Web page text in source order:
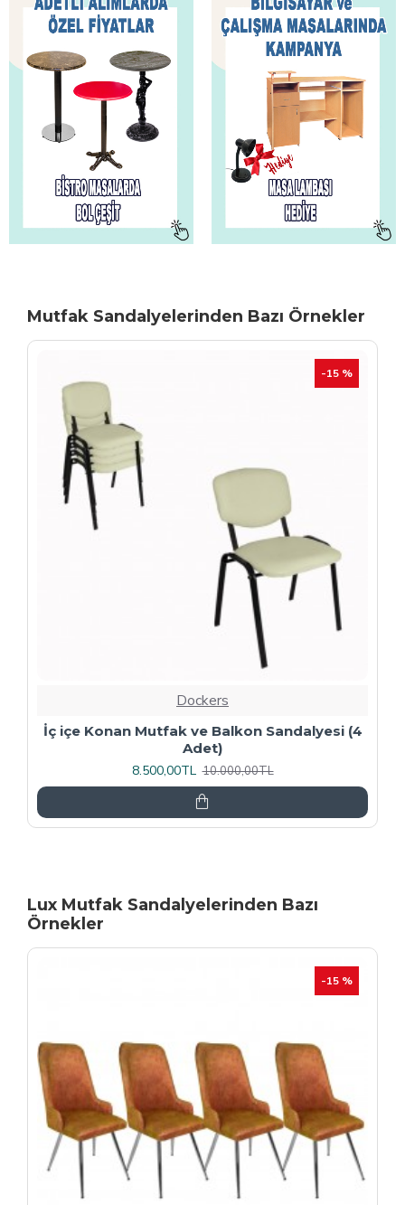
Mutfak Sandalyelerinden Bazı Örnekler
TÜKENIYOR
Dockers
Kapitoneli Sandalye (Deri) (4 Adet) - Yeşil
9.600,00TL 12.000,00TL
Lux Mutfak Sandalyelerinden Bazı
Örnekler
YENI
İHRAÇ FAZLASI
-20 %